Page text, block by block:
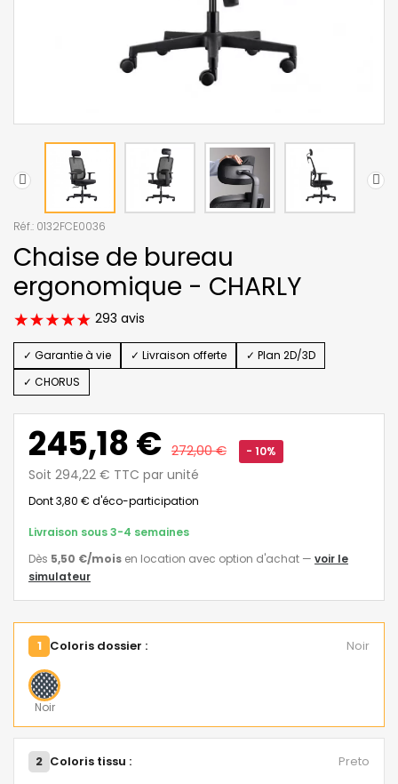
Réf.: 0132FCE0036
Chaise de bureau
ergonomique - CHARLY
293 avis
✓ Garantie à vie ✓ Livraison offerte
✓ Plan 2D/3D
✓ CHORUS
245,18 € 272,00 € - 10%
Soit 294,22 € TTC par unité
Dont 3,80 € d'éco-participation
Livraison sous 3-4 semaines
Dès 5,50 €/mois en location avec option d'achat — voir le
simulateur
1 Coloris dossier : Noir
Noir
2 Coloris tissu : Preto